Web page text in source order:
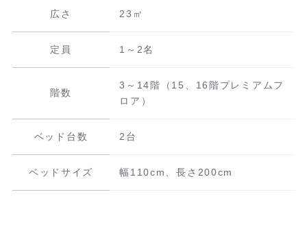
広さ 23㎡
定員 1～2名
階数
3～14階
（15、16階プレミアムフ
ロア）
ベッド台数 2台
ベッドサイズ 幅110cm、長さ200cm